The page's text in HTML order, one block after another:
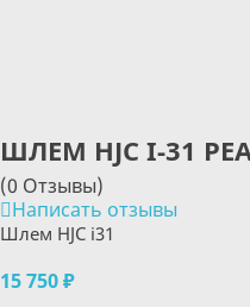
ШЛЕМ HJC I-31
(0 Отзывы)
Написать отзывы
Шлем HJC i31
15 750 ₽